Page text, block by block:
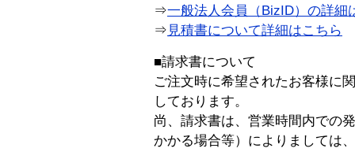
⇒一般法人会員（BizID）の詳細
⇒ 見積書について詳細はこちら
■請求書について
ご注文時に希望されたお客様に
しております。
尚、請求書は、営業時間内での
かかる場合等）によりましては